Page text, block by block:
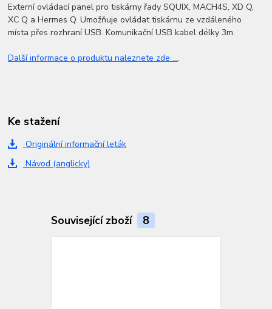
Externí ovládací panel pro tiskárny řady SQUIX, MACH4S, XD Q,
XC Q a Hermes Q. Umožňuje ovládat tiskárnu ze vzdáleného
místa přes rozhraní USB. Komunikační USB kabel délky 3m.
Další informace o produktu naleznete zde ....
Ke stažení
Originální informační leták
Návod (anglicky)
Související zboží 8